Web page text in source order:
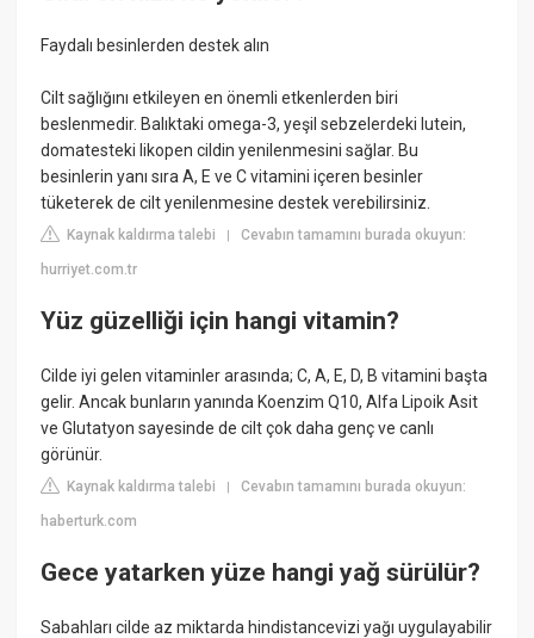
Faydalı besinlerden destek alın
Cilt sağlığını etkileyen en önemli etkenlerden biri
beslenmedir. Balıktaki omega-3, yeşil sebzelerdeki lutein,
domatesteki likopen cildin yenilenmesini sağlar. Bu
besinlerin yanı sıra A, E ve C vitamini içeren besinler
tüketerek de cilt yenilenmesine destek verebilirsiniz.
Kaynak kaldırma talebi |Cevabın tamamını burada okuyun:
hurriyet.com.tr
Yüz güzelliği için hangi vitamin?
Cilde iyi gelen vitaminler arasında; C, A, E, D, B vitamini başta
gelir. Ancak bunların yanında Koenzim Q10, Alfa Lipoik Asit
ve Glutatyon sayesinde de cilt çok daha genç ve canlı
görünür.
Kaynak kaldırma talebi |Cevabın tamamını burada okuyun:
haberturk.com
Gece yatarken yüze hangi yağ sürülür?
Sabahları cilde az miktarda hindistancevizi yağı uygulayabilir